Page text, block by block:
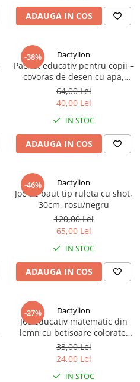
ADAUGA IN COS
-38% Dactylion
Pachet educativ pentru copii –
covoras de desen cu apa,
puzzle Tetris, joc X si 0 si
xilofon colorat
64,00 Lei
40,00 Lei
IN STOC
ADAUGA IN COS
-46% Dactylion
Joc de baut tip ruleta cu shot,
30cm, rosu/negru
120,00 Lei
65,00 Lei
IN STOC
ADAUGA IN COS
-27% Dactylion
Joc educativ matematic din
lemn cu betisoare colorate,
numere si simboluri, 72 piese
pentru invatare interactiva
33,00 Lei
24,00 Lei
IN STOC